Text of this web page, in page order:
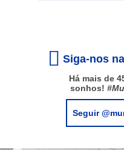
Siga-nos
Há mais de
sonhos!
Seguir